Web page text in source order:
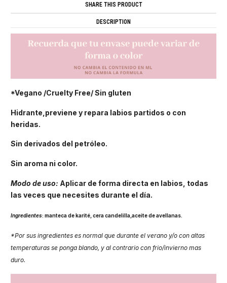
SHARE THIS PRODUCT
DESCRIPTION
*Vegano /Cruelty Free/ Sin gluten
Hidrante,previene y repara labios partidos o con
heridas.
Sin derivados del petróleo.
Sin aroma ni color.
Modo de uso: Aplicar de forma directa en labios, todas
las veces que necesites durante el día.
Ingredientes: manteca de karité, cera candelilla,aceite de avellanas.
*Por sus ingredientes es normal que durante el verano y/o con altas
temperaturas se ponga blando, y al contrario con frio/invierno mas
duro.